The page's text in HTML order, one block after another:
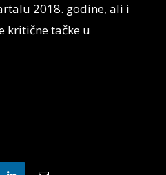
2018. godine, ali i
kritične tačke u